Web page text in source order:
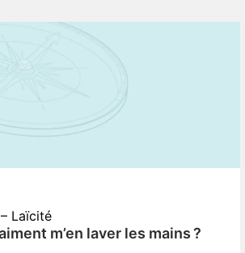
Laïcité
m’en laver les mains ?